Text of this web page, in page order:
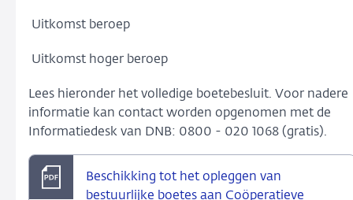
Uitkomst beroep
Uitkomst hoger beroep
Lees hieronder het volledige boetebesluit. Voor nadere
informatie kan contact worden opgenomen met de
Informatiedesk van DNB: 0800 - 020 1068 (gratis).
Beschikking tot het opleggen van
bestuurlijke boetes aan Coöperatieve